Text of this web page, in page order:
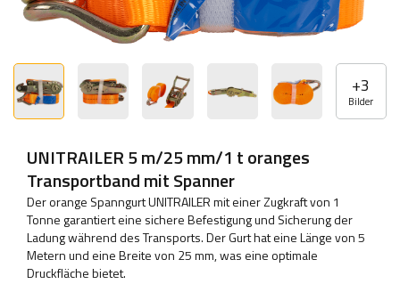
+3
Bilder
UNITRAILER 5 m/25 mm/1 t oranges
Transportband mit Spanner
Der orange Spanngurt UNITRAILER mit einer Zugkraft von 1
Tonne garantiert eine sichere Befestigung und Sicherung der
Ladung während des Transports. Der Gurt hat eine Länge von 5
Metern und eine Breite von 25 mm, was eine optimale
Druckfläche bietet.